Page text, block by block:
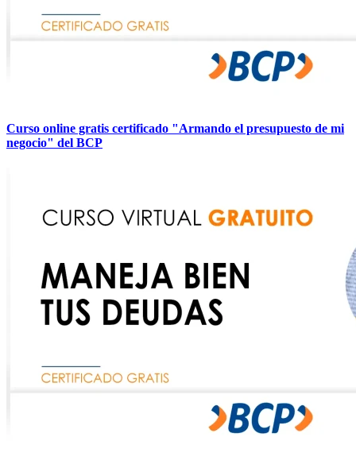
Curso online gratis certificado "Armando el presupuesto de mi
negocio" del BCP